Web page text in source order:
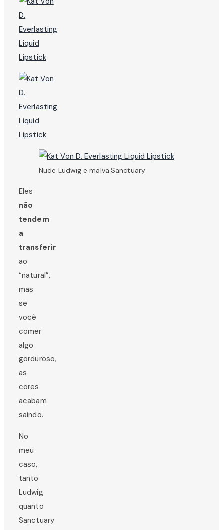
Nude Ludwig e malva Sanctuary
Eles
não
tendem
a
transferir
ao
“natural”,
mas
se
você
comer
algo
gorduroso,
as
cores
acabam
saindo.
No
meu
caso,
tanto
Ludwig
quanto
Sanctuary